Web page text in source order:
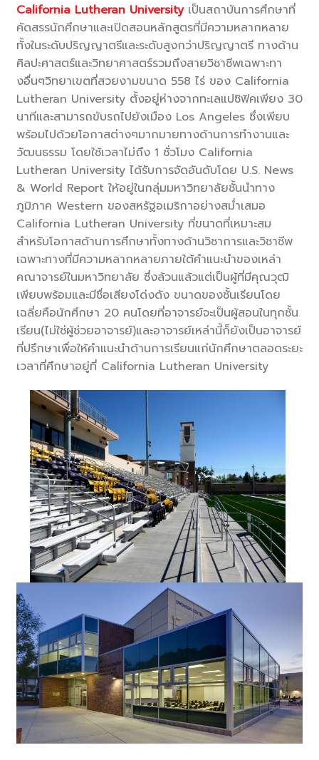
California Lutheran Universityเป็นสถาบันการศึกษาที่
คัดสรรนักศึกษาและเปิดสอนหลักสูตรที่มีความหลากหลาย
ทั้งในระดับปริญญาตรีและระดับสูงกว่าปริญญาตรี ทางด้าน
ศิลปะศาสตร์และวิทยาศาสตร์รวมถึงสายวิชาชีพเฉพาะทา
งอื่นๆวิทยาเขตที่สวยงามขนาด 558 ไร่ ของ California
Lutheran University ตั้งอยู่ห่างจากทะเลแปซิฟิคเพียง 30
นาทีและสามารถขับรถไปยังเมือง Los Angeles ซึ่งเพียบ
พร้อมไปด้วยโอกาสต่างๆมากมายทางด้านการทำงานและ
วัฒนธรรม โดยใช้เวลาไม่ถึง 1 ชั่วโมง California
Lutheran University ได้รับการจัดอันดับโดย U.S. News
& World Report ให้อยู่ในกลุ่มมหาวิทยาลัยชั้นนำทาง
ภูมิภาค Western ของสหรัฐอเมริกาอย่างสม่ำเสมอ
California Lutheran University ที่ขนาดที่เหมาะสม
สำหรับโอกาสด้านการศึกษาทั้งทางด้านวิชาการและวิชาชีพ
เฉพาะทางที่มีความหลากหลายภายใต้คำแนะนำของเหล่า
คณาจารย์ในมหาวิทยาลัย ซึ่งล้วนแล้วแต่เป็นผู้ที่มีคุณวุฒิ
เพียบพร้อมและมีชื่อเสียงโด่งดัง ขนาดของชั้นเรียนโดย
เฉลี่ยคือนักศึกษา 20 คนโดยที่อาจารย์จะเป็นผู้สอนในทุกชั้น
เรียน(ไม่ใช่ผู้ช่วยอาจารย์)และอาจารย์เหล่านี้ก็ยังเป็นอาจารย์
ที่ปรึกษาเพื่อให้คำแนะนำด้านการเรียนแก่นักศึกษาตลอดระยะ
เวลาที่ศึกษาอยู่ที่ California Lutheran University